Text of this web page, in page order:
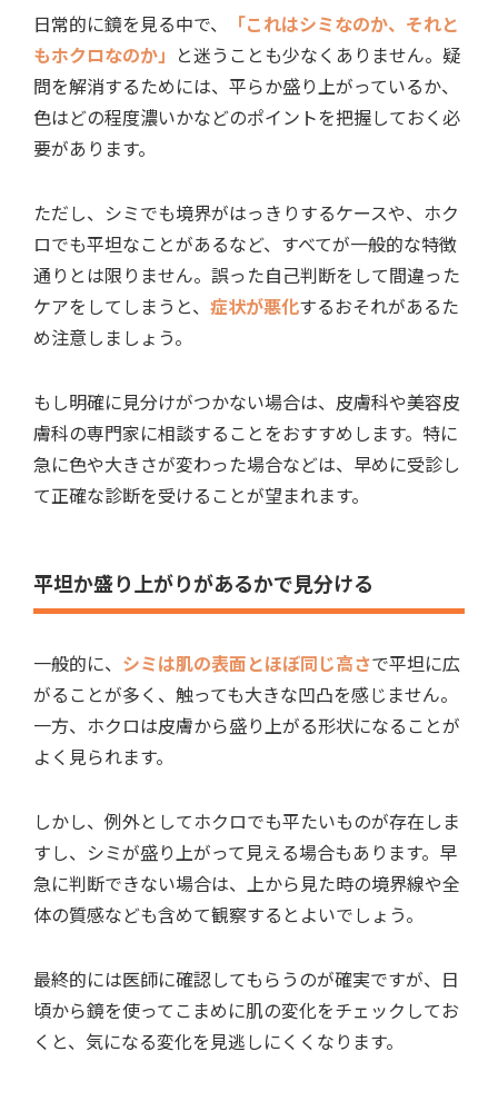
日常的に鏡を見る中で、
「これはシミなのか、それと
もホクロなのか」 と迷うことも少なくありません。疑
問を解消するためには、平らか盛り上がっているか、
色はどの程度濃いかなどのポイントを把握しておく必
要があります。
ただし、シミでも境界がはっきりするケースや、ホク
ロでも平坦なことがあるなど、すべてが一般的な特徴
通りとは限りません。誤った自己判断をして間違った
ケアをしてしまうと、 症状が悪化するおそれがあるた
め注意しましょう。
もし明確に見分けがつかない場合は、皮膚科や美容皮
膚科の専門家に相談することをおすすめします。特に
急に色や大きさが変わった場合などは、早めに受診し
て正確な診断を受けることが望まれます。
平坦か盛り上がりがあるかで見分ける
一般的に、 シミは肌の表面とほぼ同じ高さで平坦に広
がることが多く、触っても大きな凹凸を感じません。
一方、ホクロは皮膚から盛り上がる形状になることが
よく見られます。
しかし、例外としてホクロでも平たいものが存在しま
すし、シミが盛り上がって見える場合もあります。早
急に判断できない場合は、上から見た時の境界線や全
体の質感なども含めて観察するとよいでしょう。
最終的には医師に確認してもらうのが確実ですが、日
頃から鏡を使ってこまめに肌の変化をチェックしてお
くと、気になる変化を見逃しにくくなります。